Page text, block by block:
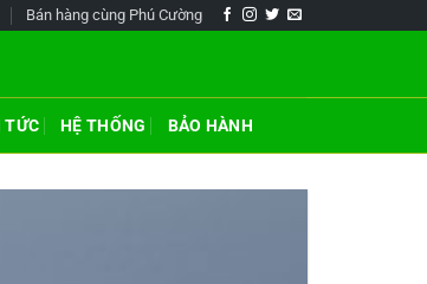
Bán hàng cùng Phú Cường
TỨC HỆ THỐNG BẢO HÀNH